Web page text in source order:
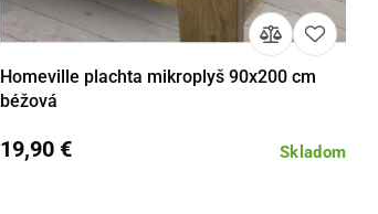
Detail Do košíka
Homeville plachta mikroplyš 90x200 cm
béžová
Skladom
19,90 €